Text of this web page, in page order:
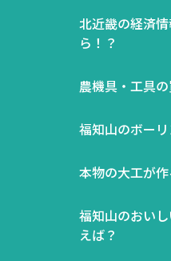
北近畿の経済
ら！？
農機具・工具
福知山のボー
本物の大工が
福知山のおい
えば？